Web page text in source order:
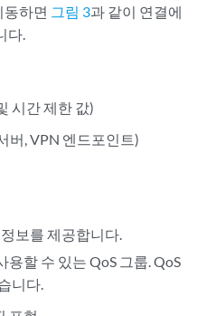
동하면 그림 3과 같이 연결에
다.
시간 제한 값)
버, VPN 엔드포인트)
보를 제공합니다.
용할 수 있는 QoS 그룹. QoS
니다.